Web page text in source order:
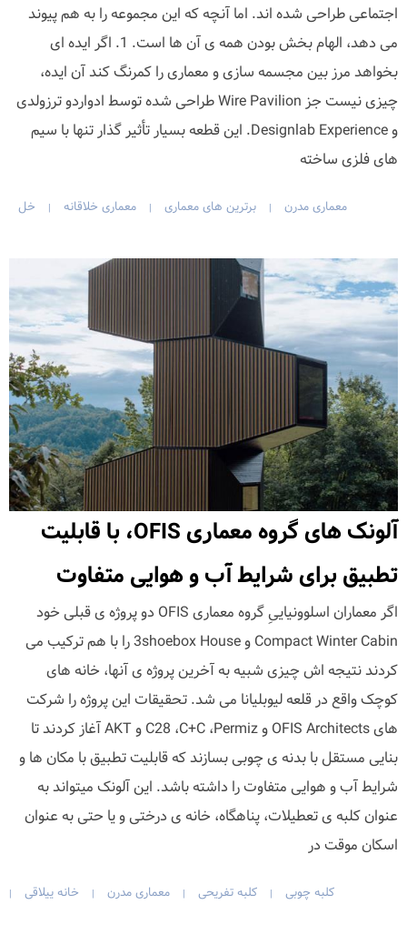
اجتماعی طراحی شده اند. اما آنچه که این مجموعه را به هم پیوند
می دهد، الهام بخش بودن همه ی آن ها است. 1. اگر ایده ای
بخواهد مرز بین مجسمه سازی و معماری را کمرنگ کند آن ایده،
چیزی نیست جز Wire Pavilion طراحی شده توسط ادواردو ترزولدی
و Designlab Experience. این قطعه بسیار تأثیر گذار تنها با سیم
های فلزی ساخته
معماری مدرن | برترین های معماری | معماری خلاقانه | خل
آلونک های گروه معماری OFIS، با قابلیت
تطبیق برای شرایط آب و هوایی متفاوت
اگر معماران اسلوونیاییِ گروه معماری OFIS دو پروژه ی قبلی خود
Compact Winter Cabin و 3shoebox House را با هم ترکیب می
کردند نتیجه اش چیزی شبیه به آخرین پروژه ی آنها، خانه های
کوچک واقع در قلعه لیوبلیانا می شد. تحقیقات این پروژه را شرکت
های OFIS Architects و C28 ،C+C ،Permiz و AKT آغاز کردند تا
بنایی مستقل با بدنه ی چوبی بسازند که قابلیت تطبیق با مکان ها و
شرایط آب و هوایی متفاوت را داشته باشد. این آلونک میتواند به
عنوان کلبه ی تعطیلات، پناهگاه، خانه ی درختی و یا حتی به عنوان
اسکان موقت در
کلبه چوبی | کلبه تفریحی | معماری مدرن | خانه ییلاقی |